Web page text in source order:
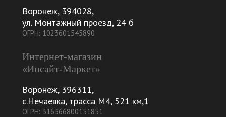
Воронеж, 394028,
ул. Монтажный проезд, 24 б
ОГРН: 1023601545890
Интернет-магазин
«Инсайт-Маркет»
Воронеж, 396311,
с.Нечаевка, трасса М4, 521 км,1
ОГРН: 316366800151851